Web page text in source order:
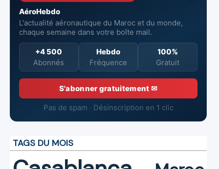
AéroHebdo
L'actualité aéronautique du Maroc et du monde,
chaque semaine dans votre boîte mail.
+4 500
Abonnés
Hebdo
Fréquence
100%
Gratuit
S'abonner gratuitement ✉
Pas de spam · Désinscription en 1 clic
TAGS DU MOIS